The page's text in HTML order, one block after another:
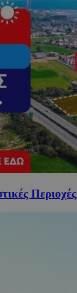
Περιοχές